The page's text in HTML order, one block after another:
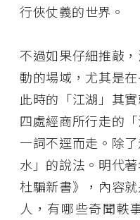
行俠仗義的世界。
不過如果仔細推敲
動的場域，尤其是
此時的「江湖」其
四處經商所行走的
一詞不逕而走。除
水」的說法。明代
杜騙新書》，內容
人，有哪些奇聞軼